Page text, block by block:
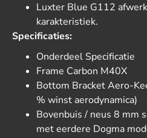
Luxter Blue G112
karakteristiek.
Specificaties:
Onderdeel Specificatie
Frame Carbon M40X
Bottom Bracket Aero-
% winst aerodynamica)
Bovenbuis / neus 8 mm
met eerdere Dogma